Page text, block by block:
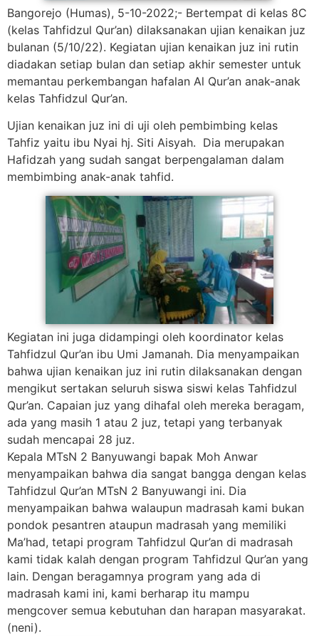
Bangorejo (Humas), 5-10-2022;- Bertempat di kelas 8C
(kelas Tahfidzul Qur’an) dilaksanakan ujian kenaikan juz
bulanan (5/10/22). Kegiatan ujian kenaikan juz ini rutin
diadakan setiap bulan dan setiap akhir semester untuk
memantau perkembangan hafalan Al Qur’an anak-anak
kelas Tahfidzul Qur’an.
Ujian kenaikan juz ini di uji oleh pembimbing kelas
Tahfiz yaitu ibu Nyai hj. Siti Aisyah. Dia merupakan
Hafidzah yang sudah sangat berpengalaman dalam
membimbing anak-anak tahfid.
Kegiatan ini juga didampingi oleh koordinator kelas
Tahfidzul Qur’an ibu Umi Jamanah. Dia menyampaikan
bahwa ujian kenaikan juz ini rutin dilaksanakan dengan
mengikut sertakan seluruh siswa siswi kelas Tahfidzul
Qur’an. Capaian juz yang dihafal oleh mereka beragam,
ada yang masih 1 atau 2 juz, tetapi yang terbanyak
sudah mencapai 28 juz.
Kepala MTsN 2 Banyuwangi bapak Moh Anwar
menyampaikan bahwa dia sangat bangga dengan kelas
Tahfidzul Qur’an MTsN 2 Banyuwangi ini. Dia
menyampaikan bahwa walaupun madrasah kami bukan
pondok pesantren ataupun madrasah yang memiliki
Ma’had, tetapi program Tahfidzul Qur’an di madrasah
kami tidak kalah dengan program Tahfidzul Qur’an yang
lain. Dengan beragamnya program yang ada di
madrasah kami ini, kami berharap itu mampu
mengcover semua kebutuhan dan harapan masyarakat.
(neni).